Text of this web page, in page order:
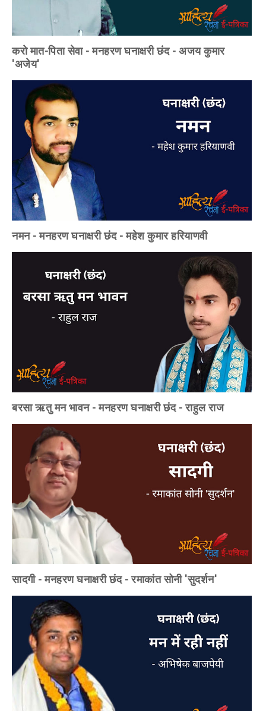
करो मात-पिता सेवा - मनहरण घनाक्षरी छंद - अजय कुमार
'अजेय'
नमन - मनहरण घनाक्षरी छंद - महेश कुमार हरियाणवी
बरसा ऋतु मन भावन - मनहरण घनाक्षरी छंद - राहुल राज
सादगी - मनहरण घनाक्षरी छंद - रमाकांत सोनी 'सुदर्शन'